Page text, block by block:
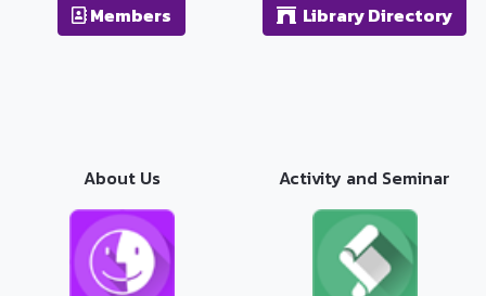
Members Library Directory
About Us Activity and Seminar